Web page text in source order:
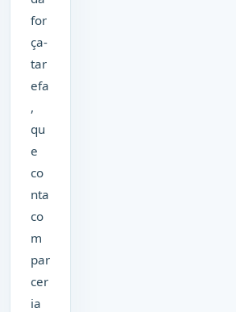
for
ça-
tar
efa
,
qu
e
co
nta
co
m
par
cer
ia